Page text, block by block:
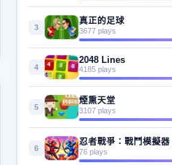
3
真正的足球
3677 plays
4
2048 Lines
4185 plays
5
煙熏天堂
3107 plays
6
忍者戰爭：戰鬥模擬器
76 plays